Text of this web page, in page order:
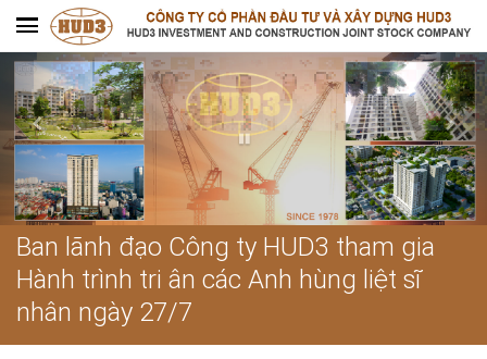
Ban lãnh đạo Công ty HUD3 tham gia
Hành trình tri ân các Anh hùng liệt sĩ
nhân ngày 27/7